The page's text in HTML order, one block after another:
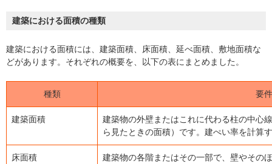
建築における面積の種類
建築における面積には、建築面積、床面積、延べ面積、敷地面積な
どがあります。それぞれの概要を、以下の表にまとめました。
種類 要件
建築面積
建築物の外壁またはこれに代わる柱の中心
ら見たときの面積）です。建ぺい率を計算
床面積
建築物の各階またはその一部で、壁やその